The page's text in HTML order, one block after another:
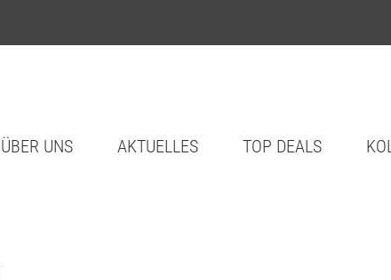
ÜBER UNS AKTUELLES TOP DEALS